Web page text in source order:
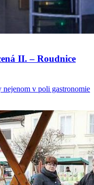
II. – Roudnice
v poli gastronomie